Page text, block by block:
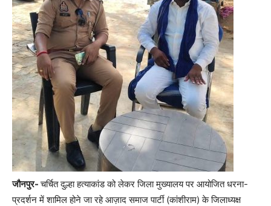
जौनपुर-चर्चित दुल्हा हत्याकांड को लेकर जिला मुख्यालय पर आयोजित धरना-
प्रदर्शन में शामिल होने जा रहे आज़ाद समाज पार्टी (कांशीराम) के जिलाध्यक्ष